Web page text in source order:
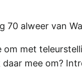
70 alweer van
om met
daar mee om?